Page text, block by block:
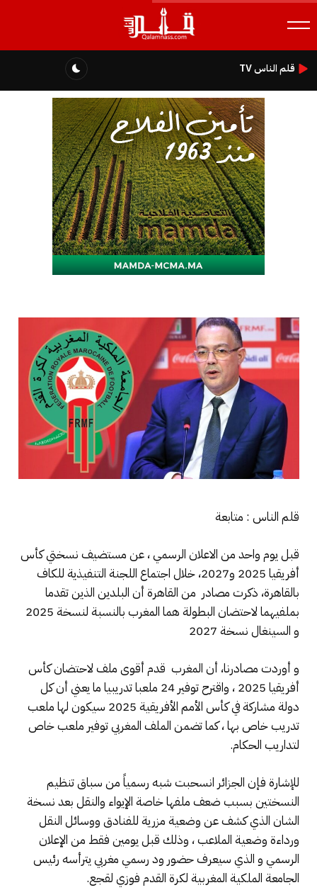
قلم الناس TV
قلم الناس : متابعة
قبل يوم واحد من الاعلان الرسمي ، عن مستضيف نسختي كأس
أفريقيا 2025 و2027، خلال اجتماع اللجنة التنفيذية للكاف
بالقاهرة، ذكرت مصادر من القاهرة أن البلدين الذين تقدما
بملفيهما لاحتضان البطولة هما المغرب بالنسبة لنسخة 2025
و السينغال نسخة 2027
و أوردت مصادرنا، أن المغرب قدم أقوى ملف لاحتضان كأس
أفريقيا 2025 ، واقترح توفير 24 ملعبا تدريبيا ما يعني أن كل
دولة مشاركة في كأس الأمم الأفريقية 2025 سيكون لها ملعب
تدريب خاص بها ، كما تضمن الملف المغربي توفير ملعب خاص
لتداريب الحكام.
للإشارة فإن الجزائر انسحبت شبه رسمياً من سباق تنظيم
النسختين بسبب ضعف ملفها خاصة الإيواء والنقل بعد نسخة
الشان الذي كشف عن وضعية مزرية للفنادق ووسائل النقل
ورداءة وضعية الملاعب ، وذلك قبل يومين فقط من الإعلان
الرسمي و الذي سيعرف حضور ود رسمي مغربي يترأسه رئيس
الجامعة الملكية المغربية لكرة القدم فوزي لقجع.